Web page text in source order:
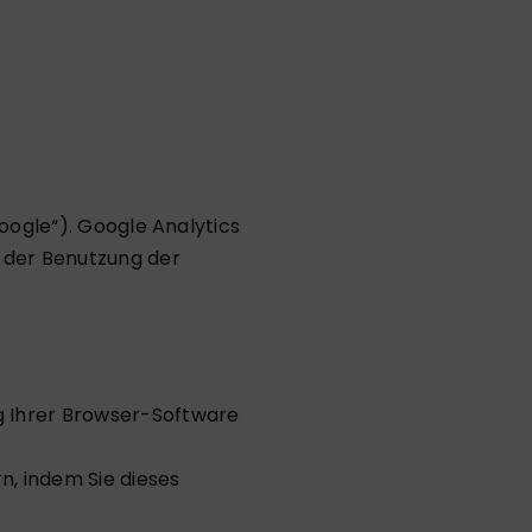
Google Analytics
Benutzung der
Ihrer Browser-Software
indem Sie dieses